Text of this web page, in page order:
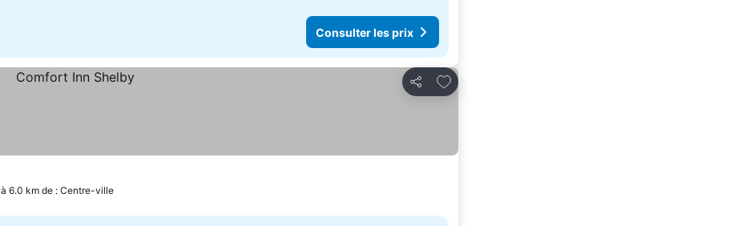
Consulter les prix
Partager
Ajouter à mes favoris
à 6.0 km de : Centre-ville